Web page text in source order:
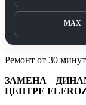
MAX
Ремонт от 30 минут
ЗАМЕНА
ЦЕНТРЕ